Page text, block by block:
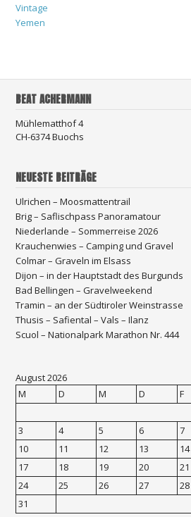
Vintage
Yemen
BEAT ACHERMANN
Mühlematthof 4
CH-6374 Buochs
NEUESTE BEITRÄGE
Ulrichen – Moosmattentrail
Brig – Saflischpass Panoramatour
Niederlande – Sommerreise 2026
Krauchenwies – Camping und Gravel
Colmar – Graveln im Elsass
Dijon – in der Hauptstadt des Burgunds
Bad Bellingen – Gravelweekend
Tramin – an der Südtiroler Weinstrasse
Thusis – Safiental – Vals – Ilanz
Scuol – Nationalpark Marathon Nr. 444
August 2026
M
D M D F
3
4 5 6 7
10
11 12 13 14
17
18 19 20 21
24
25 26 27 28
31